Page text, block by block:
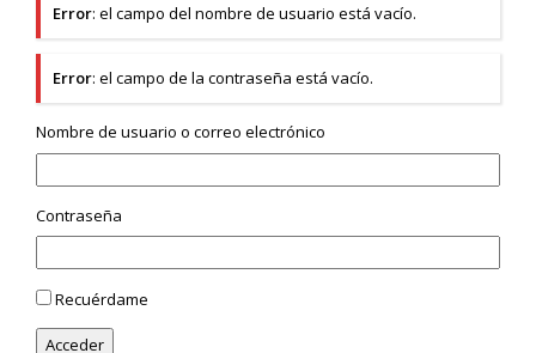
Error: el campo del nombre de usuario está vacío.
Error: el campo de la contraseña está vacío.
Nombre de usuario o correo electrónico
Contraseña
Recuérdame